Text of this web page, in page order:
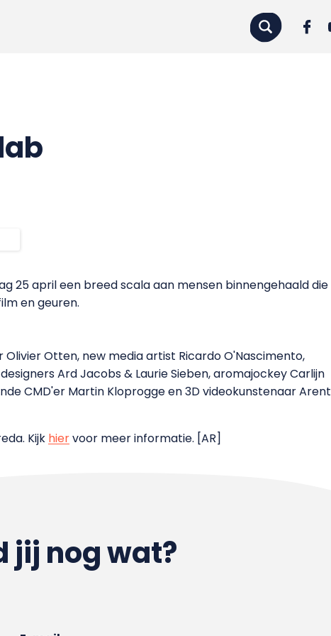
25 april een breed scala aan mensen binnengehaald die
en geuren.
Otten, new media artist Ricardo O'Nascimento,
Ard Jacobs & Laurie Sieben, aromajockey Carlijn
CMD'er Martin Kloprogge en 3D videokunstenaar Arent
Kijk hiervoor meer informatie. [AR]
jij nog wat?